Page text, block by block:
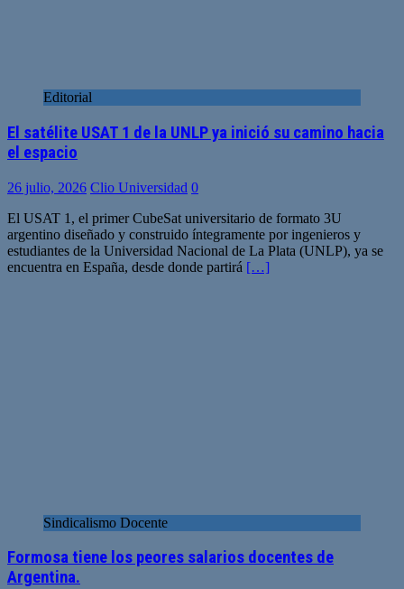
Editorial
El satélite USAT 1 de la UNLP ya inició su camino hacia
el espacio
26 julio, 2026 Clio Universidad 0
El USAT 1, el primer CubeSat universitario de formato 3U
argentino diseñado y construido íntegramente por ingenieros y
estudiantes de la Universidad Nacional de La Plata (UNLP), ya se
encuentra en España, desde donde partirá […]
Sindicalismo Docente
Formosa tiene los peores salarios docentes de
Argentina.